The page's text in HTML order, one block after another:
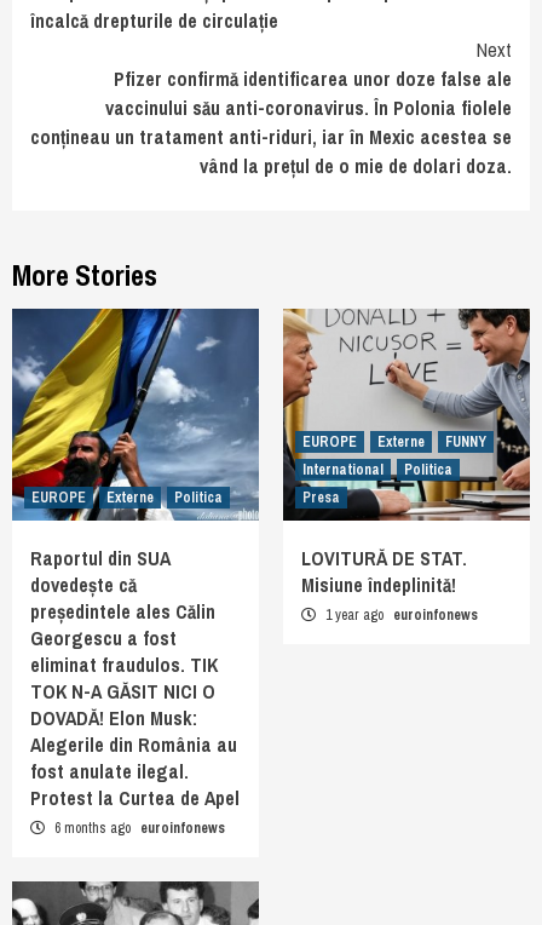
încalcă drepturile de circulație
Next
Pfizer confirmă identificarea unor doze false ale
vaccinului său anti-coronavirus. În Polonia fiolele
conțineau un tratament anti-riduri, iar în Mexic acestea se
vând la prețul de o mie de dolari doza.
More Stories
EUROPE Externe Politica
Raportul din SUA
dovedește că
președintele ales Călin
Georgescu a fost
eliminat fraudulos. TIK
TOK N-A GĂSIT NICI O
DOVADĂ! Elon Musk:
Alegerile din România au
fost anulate ilegal.
Protest la Curtea de Apel
6 months ago euroinfonews
EUROPE Externe
FUNNY
International
Politica
Presa
LOVITURĂ DE STAT.
Misiune îndeplinită!
1 year ago euroinfonews